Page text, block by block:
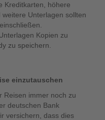
Kreditkarten, höhere
Unterlagen sollten
Kopien zu
zu speichern.
einzutauschen
Reisen immer noch zu
deutschen Bank
versichern, dass dies